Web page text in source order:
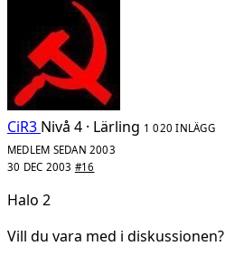
CiR3 Nivå 4 · Lärling 1 020 INLÄGG
MEDLEM SEDAN 2003
30 DEC 2003 #16
Halo 2
Vill du vara med i diskussionen?